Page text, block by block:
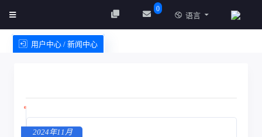
0
语言
用户中心 / 新闻中心
2024年11月